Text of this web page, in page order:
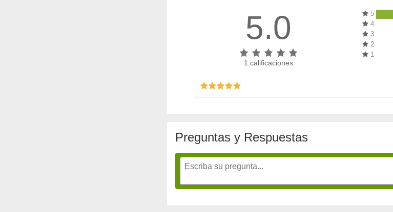
5.0
1 calificaciones
5
4
3
2
1
Preguntas y Respuestas